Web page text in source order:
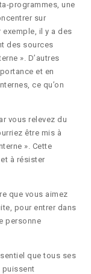
programmes, une
sur
il y a des
des sources
». D’autres
et en
ce qu’on
vous relevez du
être mis à
». Cette
à résister
que vous aimez
pour entrer dans
personne
que tous ses
puissent